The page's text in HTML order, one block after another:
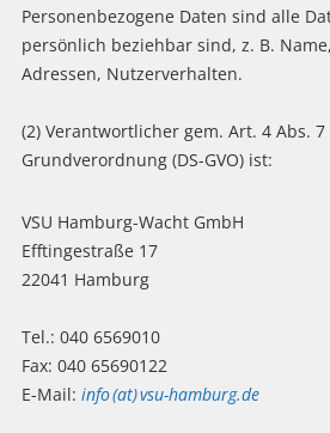
Personenbezogene Daten sind alle
persönlich beziehbar sind, z. B.
Adressen, Nutzerverhalten.
(2) Verantwortlicher gem. Art. 4 Abs. 7
Grundverordnung (DS-GVO) ist:
VSU Hamburg-Wacht GmbH
Efftingestraße 17
22041 Hamburg
Tel.: 040 6569010
Fax: 040 65690122
E-Mail: info (at) vsu-hamburg.de